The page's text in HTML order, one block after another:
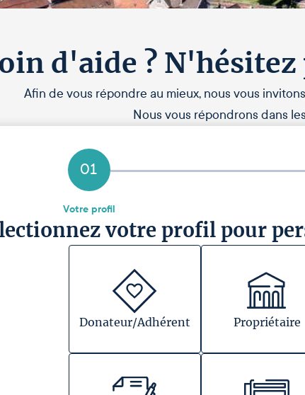
d'aide ?
Afin de vous répondre au mieux, nous vous
Nous vous répondrons dans
01
Votre profil
votre profil pour
Donateur/Adhérent Propriétaire